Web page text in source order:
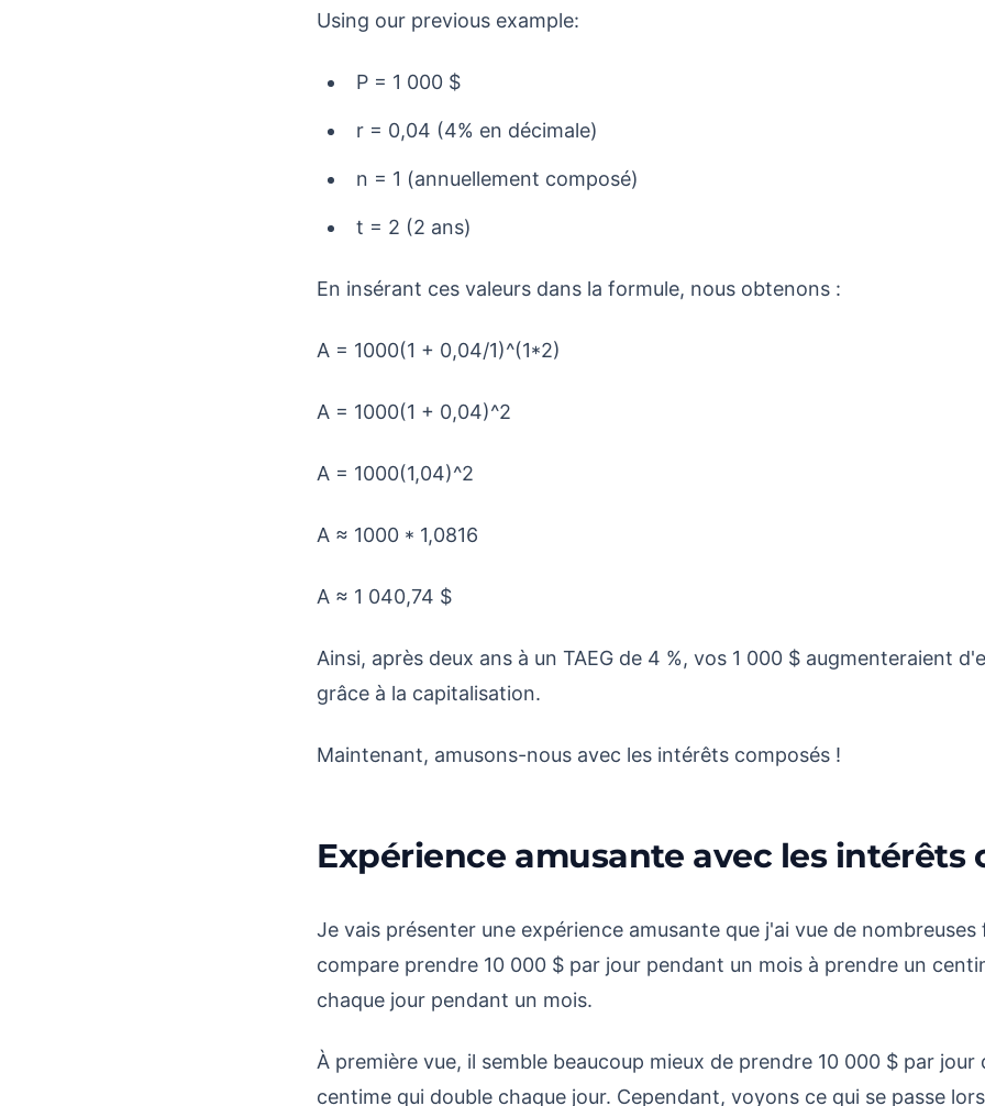
Using our previous example:
P = 1 000 $
r = 0,04 (4% en décimale)
n = 1 (annuellement composé)
t = 2 (2 ans)
En insérant ces valeurs dans la formule, nous obtenons :
A = 1000(1 + 0,04/1)^(1*2)
A = 1000(1 + 0,04)^2
A = 1000(1,04)^2
A ≈ 1000 * 1,0816
A ≈ 1 040,74 $
Ainsi, après deux ans à un TAEG de 4 %, vos 1 000 $ augmenteraient
grâce à la capitalisation.
Maintenant, amusons-nous avec les intérêts composés !
Expérience amusante avec les intérêts
Je vais présenter une expérience amusante que j'ai vue de
compare prendre 10 000 $ par jour pendant un mois à prendre un
chaque jour pendant un mois.
À première vue, il semble beaucoup mieux de prendre 10 000 $ par jour
centime qui double chaque jour. Cependant, voyons ce qui se passe